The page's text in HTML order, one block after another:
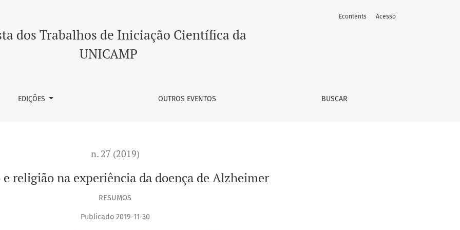
Alzheimer
dos Trabalhos de Iniciação Científica da
UNICAMP
EDIÇÕES OUTROS EVENTOS BUSCAR
Econtents Acesso
n. 27 (2019)
e religião na experiência da doença de Alzheimer
RESUMOS
Publicado 2019-11-30